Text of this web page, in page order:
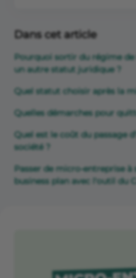
Dans cet article
Pourquoi sortir du régime
un autre statut juridique ?
Quel statut choisir après la
Quelles démarches pour
Quel est le coût du passage
société ?
Passer de micro-entreprise à
business plan avec l'outil du